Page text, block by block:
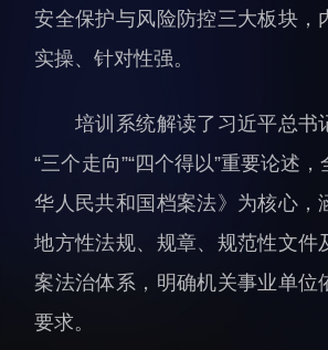
生物安全管理
媒体报
科学普
先进视
安全保护与风险防控三大板块，
实操、针对性强。
培训系统解读了习近平总书
“三个走向”“四个得以”重要论述
华人民共和国档案法》为核心，
地方性法规、规章、规范性文件
案法治体系，明确机关事业单位
要求。